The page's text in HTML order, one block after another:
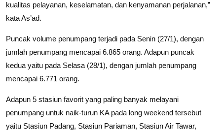
kualitas pelayanan, keselamatan, dan kenyamanan perjalanan,”
kata As’ad.
Puncak volume penumpang terjadi pada Senin (27/1), dengan
jumlah penumpang mencapai 6.865 orang. Adapun puncak
kedua yaitu pada Selasa (28/1), dengan jumlah penumpang
mencapai 6.771 orang.
Adapun 5 stasiun favorit yang paling banyak melayani
penumpang untuk naik-turun KA pada long weekend tersebut
yaitu Stasiun Padang, Stasiun Pariaman, Stasiun Air Tawar,